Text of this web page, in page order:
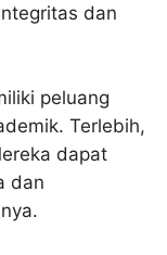
dan
peluang
Terlebih,
dapat
dan